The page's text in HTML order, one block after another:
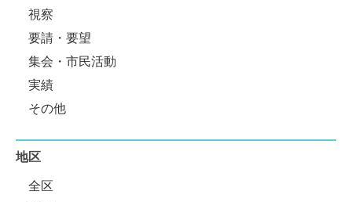
視察
要請・要望
集会・市民活動
実績
その他
地区
全区